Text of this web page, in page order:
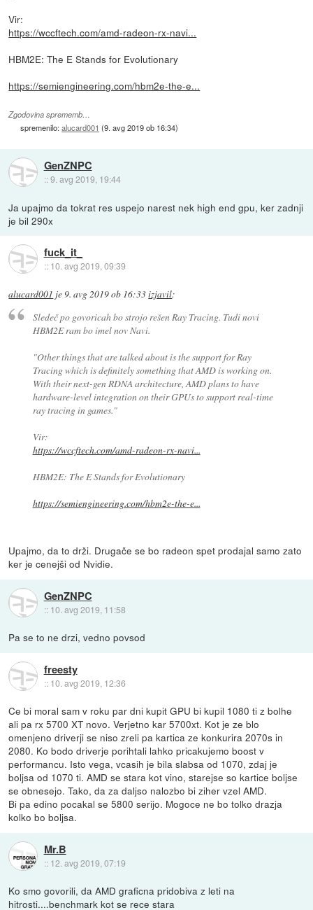
Vir:
https://wccftech.com/amd-radeon-rx-navi...
HBM2E: The E Stands for Evolutionary
https://semiengineering.com/hbm2e-the-e...
Zgodovina sprememb…
spremenilo:alucard001 (9. avg 2019 ob 16:34)
GenZNPC
::9. avg 2019, 19:44
Ja upajmo da tokrat res uspejo narest nek high end gpu, ker zadnji
je bil 290x
fuck_it_
:: 10. avg 2019, 09:39
alucard001 je9. avg 2019 ob 16:33izjavil:
Sledeč po govoricah bo strojo rešen Ray Tracing. Tudi novi
HBM2E ram bo imel nov Navi.
"Other things that are talked about is the support for Ray
Tracing which is definitely something that AMD is working on.
With their next-gen RDNA architecture, AMD plans to have
hardware-level integration on their GPUs to support real-time
ray tracing in games."
Vir:
https://wccftech.com/amd-radeon-rx-navi...
HBM2E: The E Stands for Evolutionary
https://semiengineering.com/hbm2e-the-e...
Upajmo, da to drži. Drugače se bo radeon spet prodajal samo zato
ker je cenejši od Nvidie.
GenZNPC
:: 10. avg 2019, 11:58
Pa se to ne drzi, vedno povsod
freesty
:: 10. avg 2019, 12:36
Ce bi moral sam v roku par dni kupit GPU bi kupil 1080 ti z bolhe
ali pa rx 5700 XT novo. Verjetno kar 5700xt. Kot je ze blo
omenjeno driverji se niso zreli pa kartica ze konkurira 2070s in
2080. Ko bodo driverje porihtali lahko pricakujemo boost v
performancu. Isto vega, vcasih je bila slabsa od 1070, zdaj je
boljsa od 1070 ti. AMD se stara kot vino, starejse so kartice boljse
se obnesejo. Tako, da za daljso nalozbo bi ziher vzel AMD.
Bi pa edino pocakal se 5800 serijo. Mogoce ne bo tolko drazja
kolko bo boljsa.
Mr.B
:: 12. avg 2019, 07:19
Ko smo govorili, da AMD graficna pridobiva z leti na
hitrosti....benchmark kot se rece stara